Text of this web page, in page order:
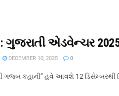
એડવેન્ચર
DECEMBER 10, 2025 0
ગજબ કહાની” હવે આવશે 12 ડિસેમ્બરથી